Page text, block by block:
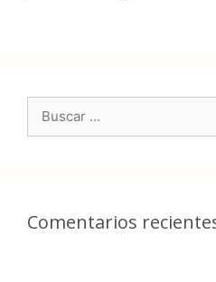
Comentarios